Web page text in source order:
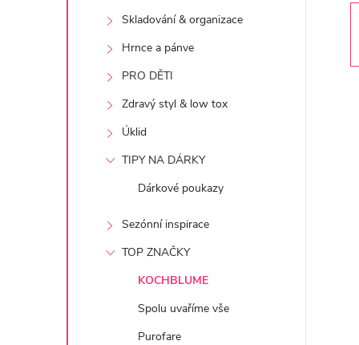
Skladování & organizace
Hrnce a pánve
PRO DĚTI
Zdravý styl & low tox
Úklid
TIPY NA DÁRKY
Dárkové poukazy
Sezónní inspirace
TOP ZNAČKY
KOCHBLUME
Spolu uvaříme vše
Purofare